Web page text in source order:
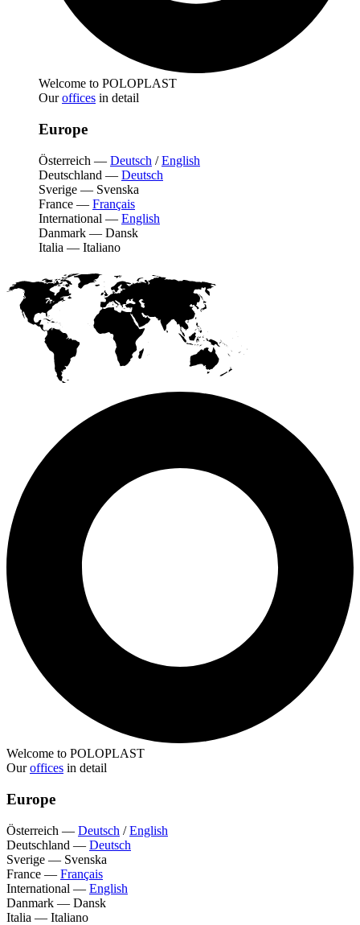
Welcome to POLOPLAST
Ouroffices in detail
Europe
Österreich — Deutsch /English
Deutschland — Deutsch
Sverige — Svenska
France — Français
International — English
Danmark — Dansk
Italia — Italiano
Welcome to POLOPLAST
Ouroffices in detail
Europe
Österreich — Deutsch /English
Deutschland — Deutsch
Sverige — Svenska
France — Français
International — English
Danmark — Dansk
Italia — Italiano